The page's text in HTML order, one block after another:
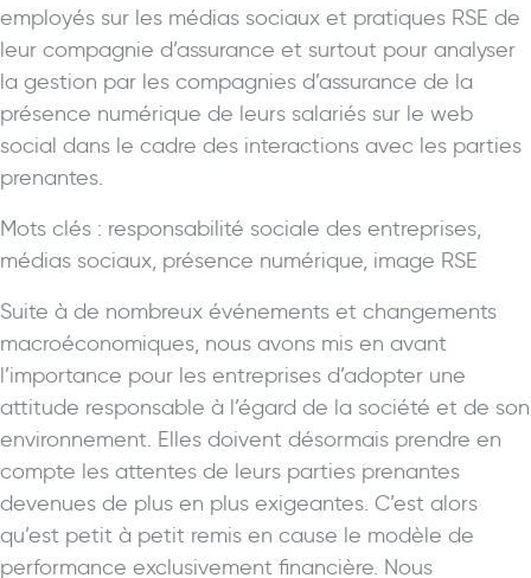
employés sur les médias sociaux et pratiques RSE de
leur compagnie d’assurance et surtout pour analyser
la gestion par les compagnies d’assurance de la
présence numérique de leurs salariés sur le web
social dans le cadre des interactions avec les parties
prenantes.
Mots clés : responsabilité sociale des entreprises,
médias sociaux, présence numérique, image RSE
Suite à de nombreux événements et changements
macroéconomiques, nous avons mis en avant
l’importance pour les entreprises d’adopter une
attitude responsable à l’égard de la société et de son
environnement. Elles doivent désormais prendre en
compte les attentes de leurs parties prenantes
devenues de plus en plus exigeantes. C’est alors
qu’est petit à petit remis en cause le modèle de
performance exclusivement financière. Nous